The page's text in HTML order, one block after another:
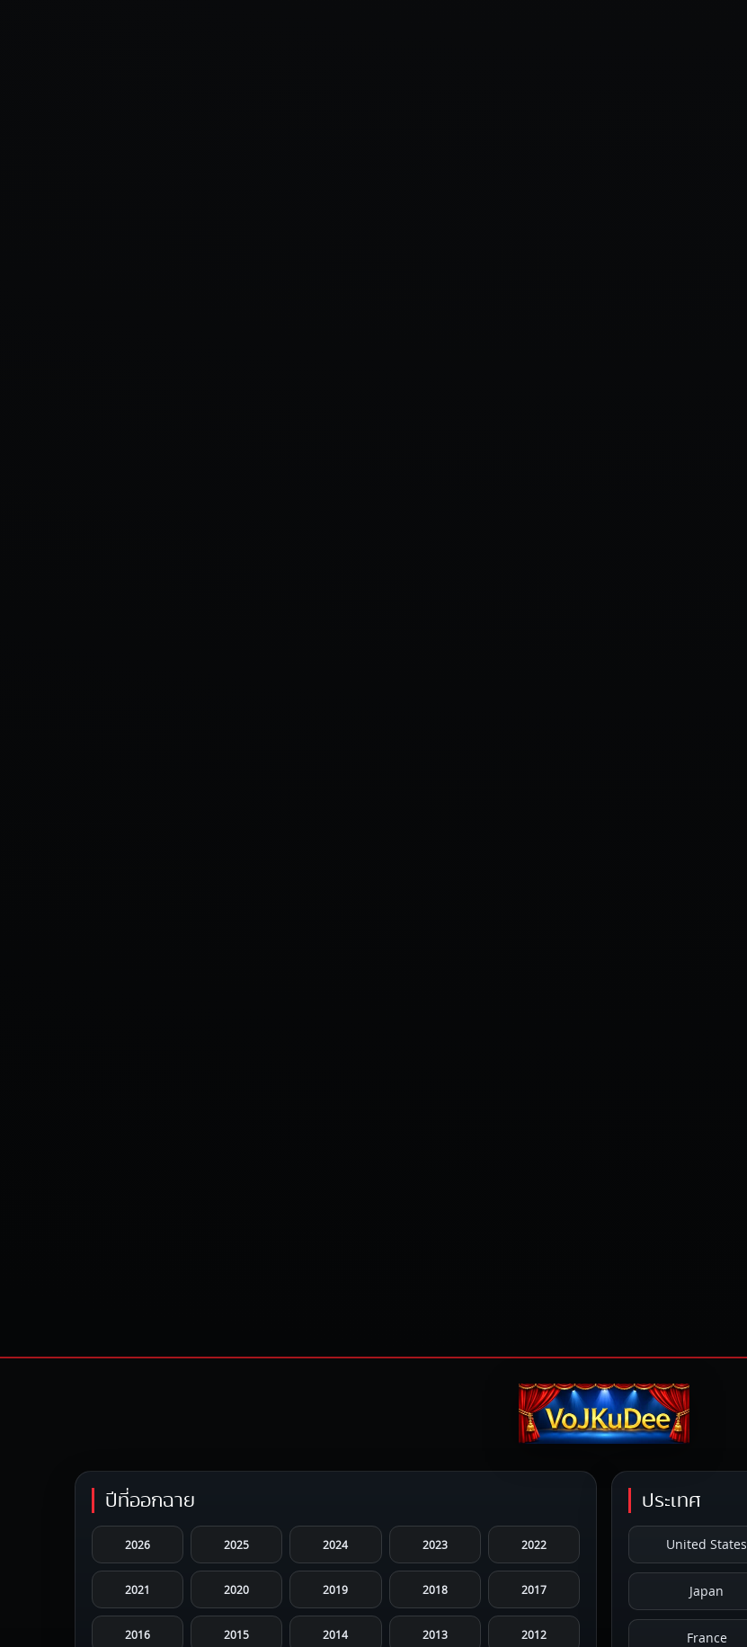
ปีที่ออกฉาย
2026 2025 2024 2023 2022
2021 2020 2019 2018 2017
2016 2015 2014 2013 2012
ประเทศ
United States
Japan
France